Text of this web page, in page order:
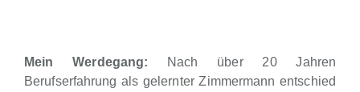
Mein Werdegang: Nach über 20 Jahren
Berufserfahrung als gelernter Zimmermann entschied